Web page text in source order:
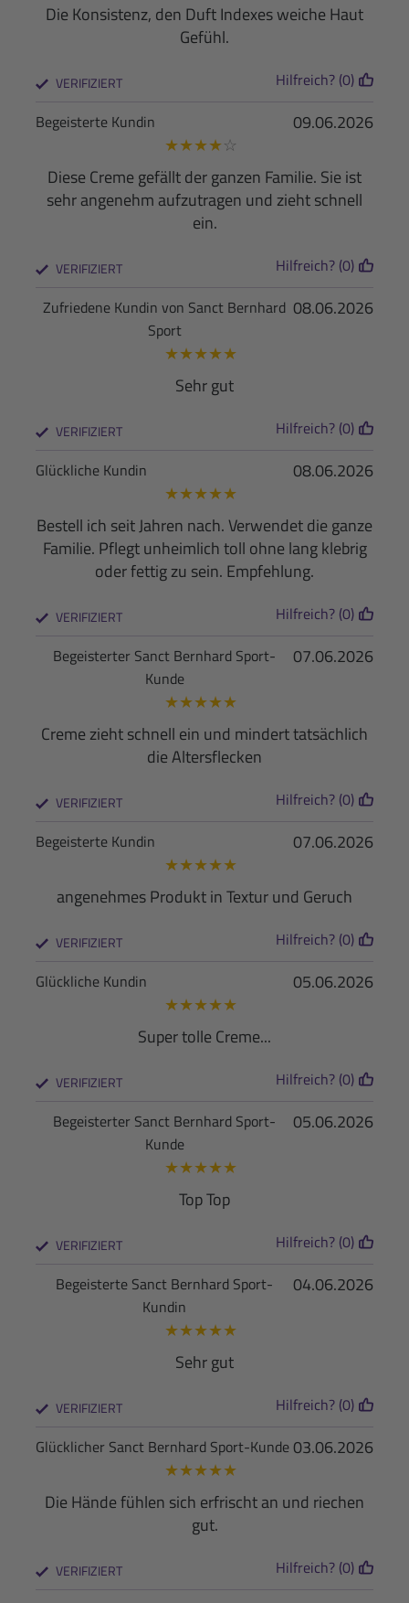
Die Konsistenz, den Duft Indexes weiche Haut
Gefühl.
VERIFIZIERT Hilfreich? (0)
09.06.2026
Begeisterte Kundin
★★★★☆
Diese Creme gefällt der ganzen Familie. Sie ist
sehr angenehm aufzutragen und zieht schnell
ein.
VERIFIZIERT Hilfreich? (0)
08.06.2026
Zufriedene Kundin von Sanct Bernhard
Sport
★★★★★
Sehr gut
VERIFIZIERT Hilfreich? (0)
08.06.2026
Glückliche Kundin
★★★★★
Bestell ich seit Jahren nach. Verwendet die ganze
Familie. Pflegt unheimlich toll ohne lang klebrig
oder fettig zu sein. Empfehlung.
VERIFIZIERT Hilfreich? (0)
07.06.2026
Begeisterter Sanct Bernhard Sport-
Kunde
★★★★★
Creme zieht schnell ein und mindert tatsächlich
die Altersflecken
VERIFIZIERT Hilfreich? (0)
07.06.2026
Begeisterte Kundin
★★★★★
angenehmes Produkt in Textur und Geruch
VERIFIZIERT Hilfreich? (0)
05.06.2026
Glückliche Kundin
★★★★★
Super tolle Creme...
VERIFIZIERT Hilfreich? (0)
05.06.2026
Begeisterter Sanct Bernhard Sport-
Kunde
★★★★★
Top Top
VERIFIZIERT Hilfreich? (0)
04.06.2026
Begeisterte Sanct Bernhard Sport-
Kundin
★★★★★
Sehr gut
VERIFIZIERT Hilfreich? (0)
03.06.2026
Glücklicher Sanct Bernhard Sport-Kunde
★★★★★
Die Hände fühlen sich erfrischt an und riechen
gut.
VERIFIZIERT Hilfreich? (0)